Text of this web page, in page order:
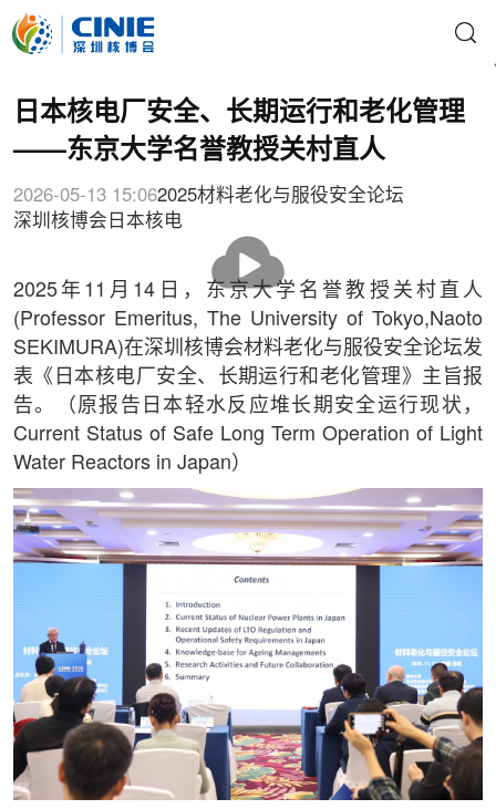
日本核电厂安全、长期运行和老化管理
——东京大学名誉教授关村直人
2026-05-13 15:062025材料老化与服役安全论坛
深圳核博会 日本核电
放
2025年11月14日，东京大学名誉教授关村直人
(Professor Emeritus, The University of Tokyo,Naoto
SEKIMURA)在深圳核博会材料老化与服役安全论坛发
表《日本核电厂安全、长期运行和老化管理》主旨报
告。（原报告日本轻水反应堆长期安全运行现状，
Current Status of Safe Long Term Operation of Light
Water Reactors in Japan）